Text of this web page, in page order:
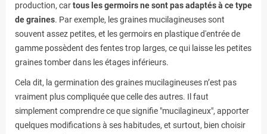
production, cartous les germoirs ne sont pas adaptés à ce type
de graines. Par exemple, les graines mucilagineuses sont
souvent assez petites, et les germoirs en plastique d'entrée de
gamme possèdent des fentes trop larges, ce qui laisse les petites
graines tomber dans les étages inférieurs.
Cela dit, la germination des graines mucilagineuses n’est pas
vraiment plus compliquée que celle des autres. Il faut
simplement comprendre ce que signifie "mucilagineux", apporter
quelques modifications à ses habitudes, et surtout, bien choisir